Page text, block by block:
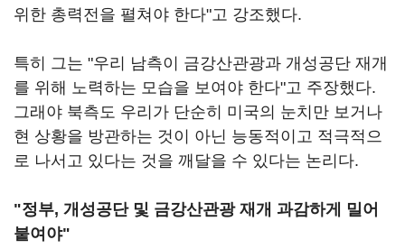
위한 총력전을 펼쳐야 한다"고 강조했다.
특히 그는 "우리 남측이 금강산관광과 개성공단 재개
를 위해 노력하는 모습을 보여야 한다"고 주장했다.
그래야 북측도 우리가 단순히 미국의 눈치만 보거나
현 상황을 방관하는 것이 아닌 능동적이고 적극적으
로 나서고 있다는 것을 깨달을 수 있다는 논리다.
"정부, 개성공단 및 금강산관광 재개 과감하게 밀어
붙여야"